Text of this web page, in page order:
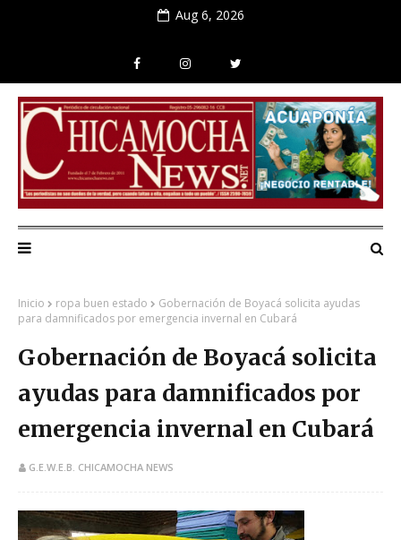
Aug 6, 2026
Inicio ropa buen estado
Gobernación de Boyacá solicita ayudas
para damnificados por emergencia invernal en Cubará
Gobernación de Boyacá solicita
ayudas para damnificados por
emergencia invernal en Cubará
G.E.W.E.B. CHICAMOCHA NEWS